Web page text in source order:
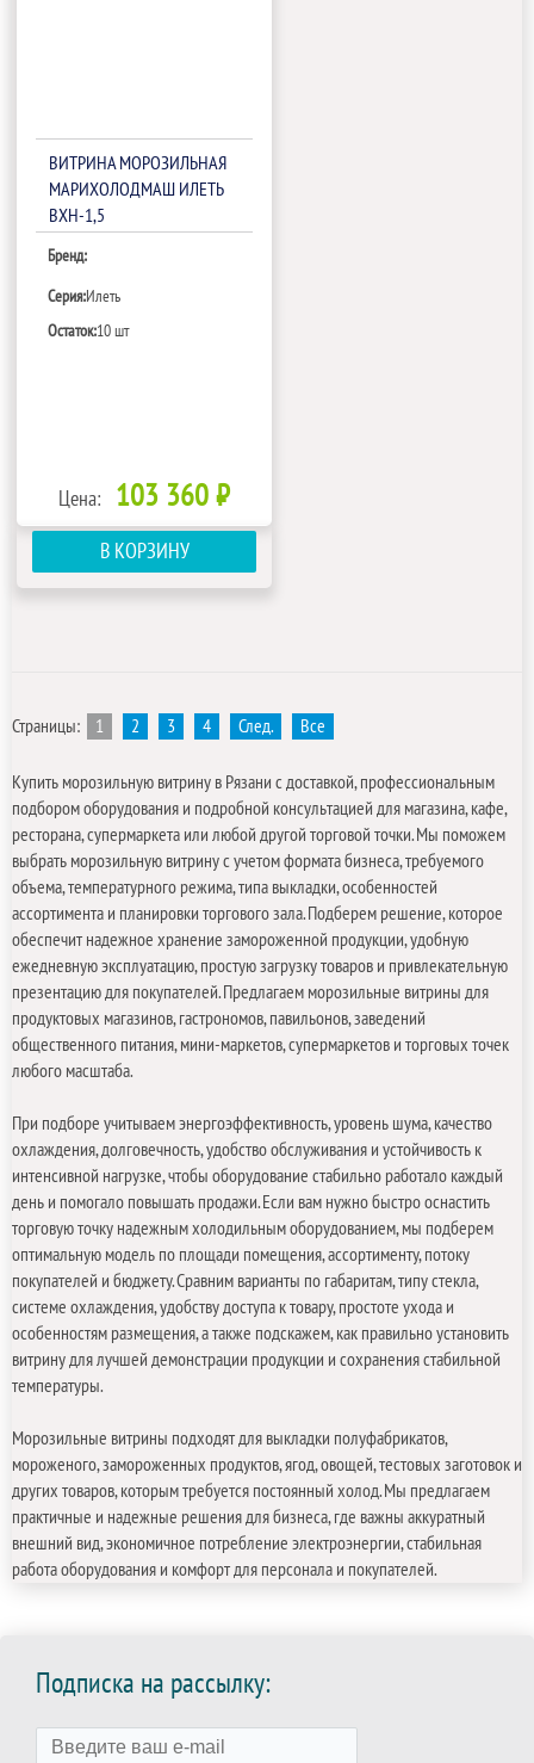
ВИТРИНА МОРОЗИЛЬНАЯ
МАРИХОЛОДМАШ ИЛЕТЬ
ВХН-1,5
Бренд:
Серия:Илеть
Остаток:10 шт
Цена: 103 360 ₽
В КОРЗИНУ
Страницы: 1 2 3 4 След. Все
Купить морозильную витрину в Рязани с доставкой, профессиональным
подбором оборудования и подробной консультацией для магазина, кафе,
ресторана, супермаркета или любой другой торговой точки. Мы поможем
выбрать морозильную витрину с учетом формата бизнеса, требуемого
объема, температурного режима, типа выкладки, особенностей
ассортимента и планировки торгового зала. Подберем решение, которое
обеспечит надежное хранение замороженной продукции, удобную
ежедневную эксплуатацию, простую загрузку товаров и привлекательную
презентацию для покупателей. Предлагаем морозильные витрины для
продуктовых магазинов, гастрономов, павильонов, заведений
общественного питания, мини-маркетов, супермаркетов и торговых точек
любого масштаба.
При подборе учитываем энергоэффективность, уровень шума, качество
охлаждения, долговечность, удобство обслуживания и устойчивость к
интенсивной нагрузке, чтобы оборудование стабильно работало каждый
день и помогало повышать продажи. Если вам нужно быстро оснастить
торговую точку надежным холодильным оборудованием, мы подберем
оптимальную модель по площади помещения, ассортименту, потоку
покупателей и бюджету. Сравним варианты по габаритам, типу стекла,
системе охлаждения, удобству доступа к товару, простоте ухода и
особенностям размещения, а также подскажем, как правильно установить
витрину для лучшей демонстрации продукции и сохранения стабильной
температуры.
Морозильные витрины подходят для выкладки полуфабрикатов,
мороженого, замороженных продуктов, ягод, овощей, тестовых заготовок и
других товаров, которым требуется постоянный холод. Мы предлагаем
практичные и надежные решения для бизнеса, где важны аккуратный
внешний вид, экономичное потребление электроэнергии, стабильная
работа оборудования и комфорт для персонала и покупателей.
Подписка на рассылку: